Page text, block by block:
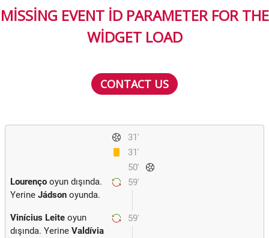
MISSING EVENT ID PARAMETER FOR THE
WIDGET LOAD
CONTACT US
31'
31'
50'
59'
Lourenço oyun dışında.
Yerine Jádson oyunda.
59'
Vinícius Leite oyun
dışında. Yerine Valdívia